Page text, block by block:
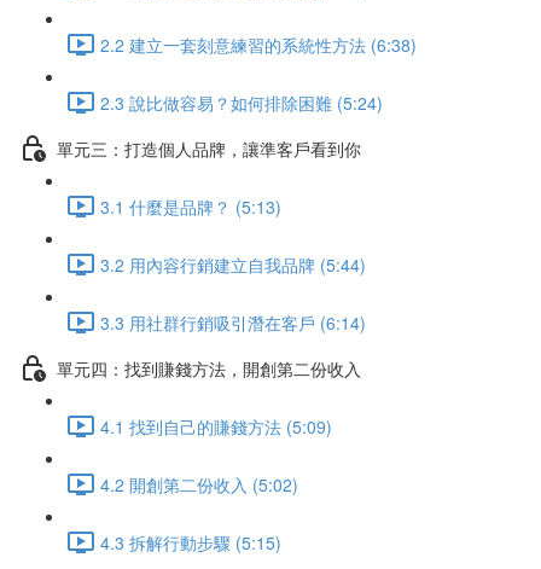
2.2 建立一套刻意練習的系統性方法 (6:38)
2.3 說比做容易？如何排除困難 (5:24)
單元三：打造個人品牌，讓準客戶看到你
3.1 什麼是品牌？ (5:13)
3.2 用內容行銷建立自我品牌 (5:44)
3.3 用社群行銷吸引潛在客戶 (6:14)
單元四：找到賺錢方法，開創第二份收入
4.1 找到自己的賺錢方法 (5:09)
4.2 開創第二份收入 (5:02)
4.3 拆解行動步驟 (5:15)